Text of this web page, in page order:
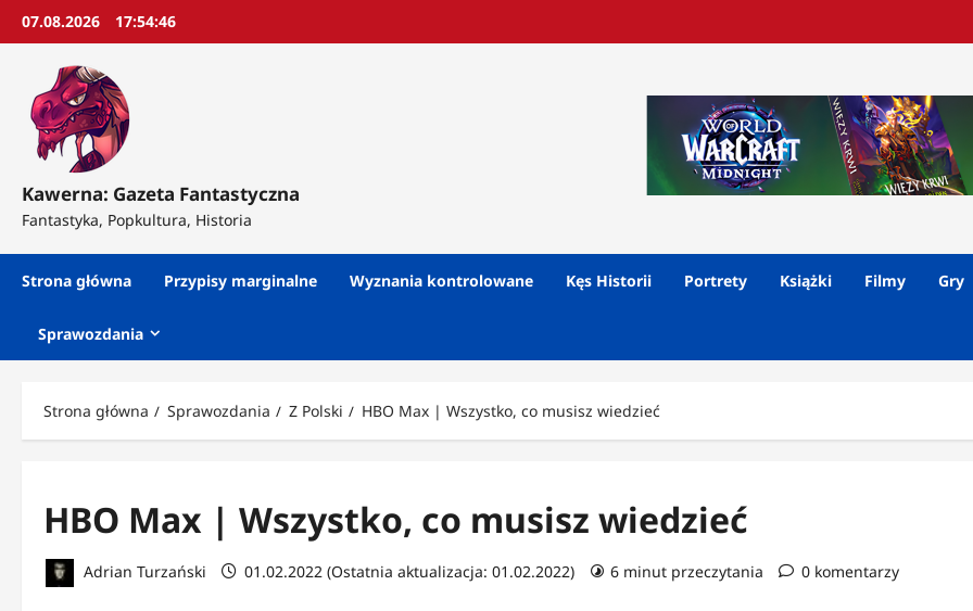
Przejdź
07.08.2026 17:54:47
Kawerna: Gazeta Fantastyczna
Fantastyka, Popkultura, Historia
Strona główna Przypisy marginalne Wyznania kontrolowane Kęs Historii Portrety Książki Filmy Gry
Sprawozdania
Strona główna Sprawozdania Z Polski HBO Max | Wszystko, co musisz wiedzieć
HBO Max | Wszystko, co musisz wiedzieć
Adrian Turzański 01.02.2022 (Ostatnia aktualizacja: 01.02.2022) 6 minut przeczytania 0 komentarzy